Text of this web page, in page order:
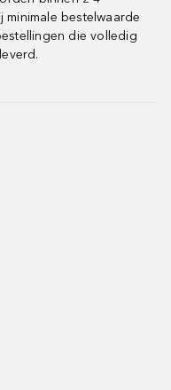
bestelwaarde
die volledig